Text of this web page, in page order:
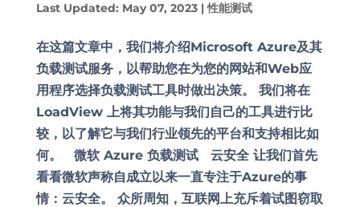
Last Updated: May 07, 2023|性能测试
在这篇文章中，我们将介绍Microsoft Azure及其
负载测试服务，以帮助您在为您的网站和Web应
用程序选择负载测试工具时做出决策。 我们将在
LoadView 上将其功能与我们自己的工具进行比
较，以了解它与我们行业领先的平台和支持相比如
何。 微软 Azure 负载测试 云安全 让我们首先
看看微软声称自成立以来一直专注于Azure的事
情：云安全。 众所周知，互联网上充斥着试图窃取